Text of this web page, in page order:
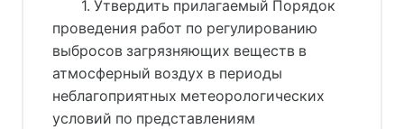
1. Утвердить прилагаемый Порядок
проведения работ по регулированию
выбросов загрязняющих веществ в
атмосферный воздух в периоды
неблагоприятных метеорологических
условий по представлениям